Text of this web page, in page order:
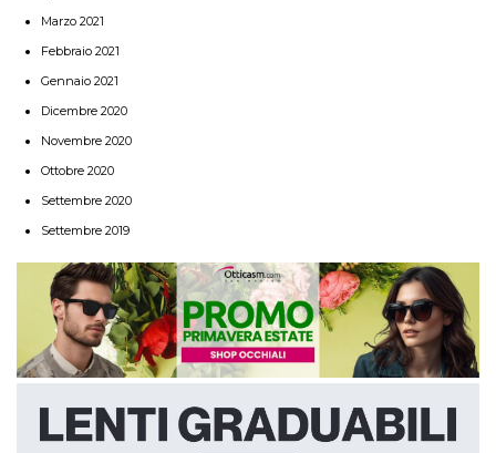
Marzo 2021
Febbraio 2021
Gennaio 2021
Dicembre 2020
Novembre 2020
Ottobre 2020
Settembre 2020
Settembre 2019